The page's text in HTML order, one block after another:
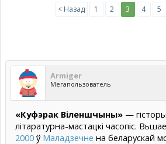
< Назад 1 2 3 4 5
Armiger
Мегапользователь
«Куфэрак Віленшчыны» —
літаратурна-мастацкі часопіс.
2000 ў Маладзечне на беларускай